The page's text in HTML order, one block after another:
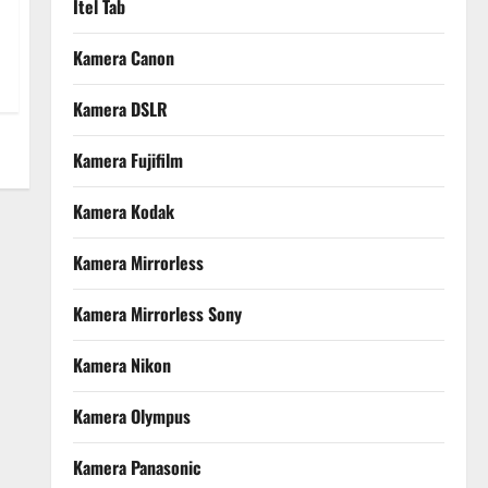
Itel Tab
Kamera Canon
Kamera DSLR
Kamera Fujifilm
Kamera Kodak
Kamera Mirrorless
Kamera Mirrorless Sony
Kamera Nikon
Kamera Olympus
Kamera Panasonic